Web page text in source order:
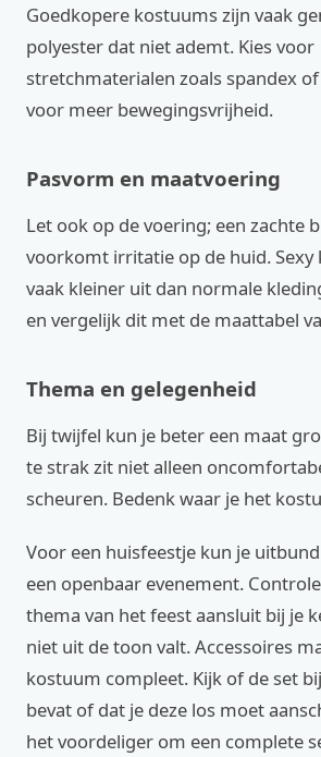
Goedkopere kostuums zijn vaak
polyester dat niet ademt. Kies voor
stretchmaterialen zoals spandex
voor meer bewegingsvrijheid.
Pasvorm en maatvoering
Let ook op de voering; een zachte
voorkomt irritatie op de huid. Sexy
vaak kleiner uit dan normale
en vergelijk dit met de maattabel
Thema en gelegenheid
Bij twijfel kun je beter een maat
te strak zit niet alleen
scheuren. Bedenk waar je het
Voor een huisfeestje kun je
een openbaar evenement.
thema van het feest aansluit bij je
niet uit de toon valt. Accessoires
kostuum compleet. Kijk of de set
bevat of dat je deze los moet
het voordeliger om een complete